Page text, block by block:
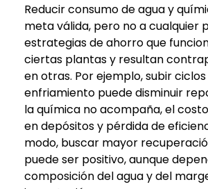
Reducir consumo de agua y
meta válida, pero no a cualquier
estrategias de ahorro que
ciertas plantas y resultan
en otras. Por ejemplo, subir
enfriamiento puede disminuir
la química no acompaña, el
en depósitos y pérdida de
modo, buscar mayor
puede ser positivo, aunque
composición del agua y del